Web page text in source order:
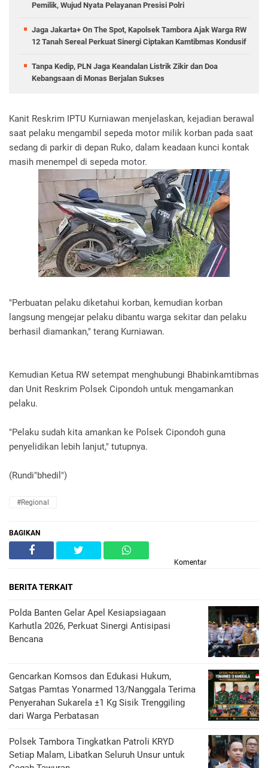
Pemilik, Wujud Nyata Pelayanan Presisi Polri
Jaga Jakarta+ On The Spot, Kapolsek Tambora Ajak Warga RW
12 Tanah Sereal Perkuat Sinergi Ciptakan Kamtibmas Kondusif
Tanpa Kedip, PLN Jaga Keandalan Listrik Zikir dan Doa
Kebangsaan di Monas Berjalan Sukses
Kanit Reskrim IPTU Kurniawan menjelaskan, kejadian berawal
saat pelaku mengambil sepeda motor milik korban pada saat
sedang di parkir di depan Ruko, dalam keadaan kunci kontak
masih menempel di sepeda motor.
"Perbuatan pelaku diketahui korban, kemudian korban
langsung mengejar pelaku dibantu warga sekitar dan pelaku
berhasil diamankan," terang Kurniawan.
Kemudian Ketua RW setempat menghubungi Bhabinkamtibmas
dan Unit Reskrim Polsek Cipondoh untuk mengamankan
pelaku.
"Pelaku sudah kita amankan ke Polsek Cipondoh guna
penyelidikan lebih lanjut," tutupnya.
(Rundi"bhedil")
#Regional
BAGIKAN
Komentar
BERITA TERKAIT
Polda Banten Gelar Apel Kesiapsiagaan
Karhutla 2026, Perkuat Sinergi Antisipasi
Bencana
Gencarkan Komsos dan Edukasi Hukum,
Satgas Pamtas Yonarmed 13/Nanggala Terima
Penyerahan Sukarela ±1 Kg Sisik Trenggiling
dari Warga Perbatasan
Polsek Tambora Tingkatkan Patroli KRYD
Setiap Malam, Libatkan Seluruh Unsur untuk